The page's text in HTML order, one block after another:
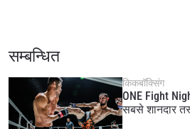
सम्बन्धित
किकबॉक्सिंग
ONE Fight
सबसे शानदार
By submitting this form, you
collection, use and disclosure
under our
Privacy Policy. You
these communications